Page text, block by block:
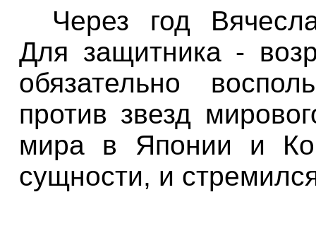
Через год
Для защитника -
обязательно
против звезд
мира в Японии и
сущности, и